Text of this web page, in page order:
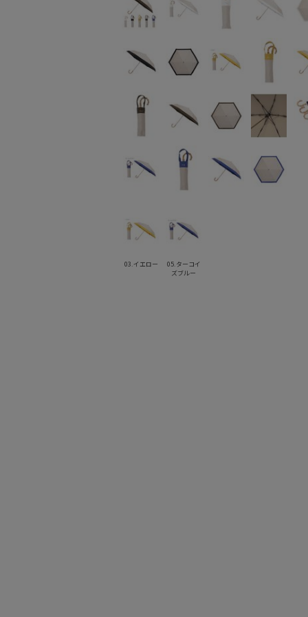
03.イエロー
05.ターコイ
ズブルー